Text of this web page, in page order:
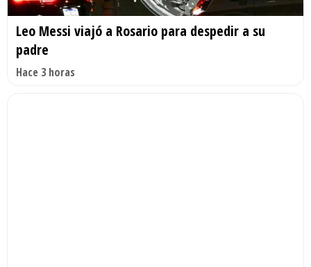
Leo Messi viajó a Rosario para despedir a su
padre
Hace 3 horas